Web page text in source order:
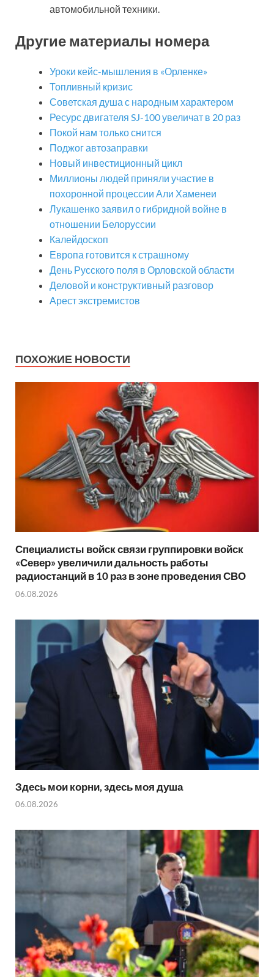
автомобильной техники.
Другие материалы номера
Уроки кейс-мышления в «Орленке»
Топливный кризис
Советская душа с народным характером
Ресурс двигателя SJ-100 увеличат в 20 раз
Покой нам только снится
Поджог автозаправки
Новый инвестиционный цикл
Миллионы людей приняли участие в
похоронной процессии Али Хаменеи
Лукашенко заявил о гибридной войне в
отношении Белоруссии
Калейдоскоп
Европа готовится к страшному
День Русского поля в Орловской области
Деловой и конструктивный разговор
Арест экстремистов
ПОХОЖИЕ НОВОСТИ
Специалисты войск связи группировки войск
«Север» увеличили дальность работы
радиостанций в 10 раз в зоне проведения СВО
06.08.2026
Здесь мои корни, здесь моя душа
06.08.2026